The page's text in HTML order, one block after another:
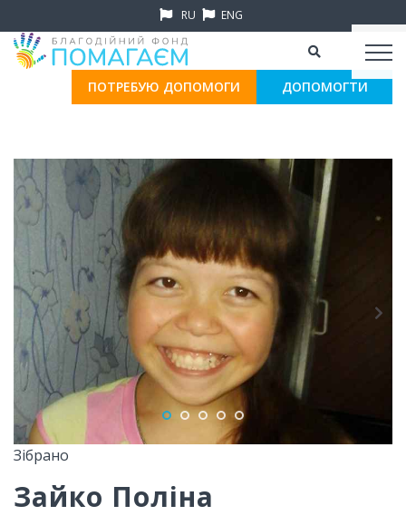
RU ENG
ПОТРЕБУЮ ДОПОМОГИ ДОПОМОГТИ
Зібрано
Зайко Поліна